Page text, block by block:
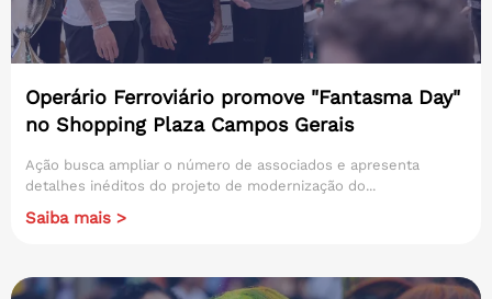
Operário Ferroviário promove "Fantasma Day"
no Shopping Plaza Campos Gerais
Ação busca ampliar o número de associados e apresenta
detalhes inéditos do projeto de modernização do...
Saiba mais >